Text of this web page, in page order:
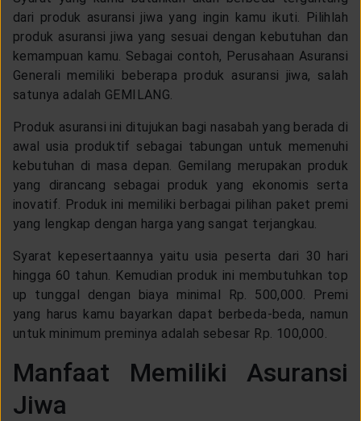
dari produk asuransi jiwa yang ingin kamu ikuti. Pilihlah
produk asuransi jiwa yang sesuai dengan kebutuhan dan
kemampuan kamu. Sebagai contoh, Perusahaan Asuransi
Generali memiliki beberapa produk asuransi jiwa, salah
satunya adalah GEMILANG.
Produk asuransi ini ditujukan bagi nasabah yang berada di
awal usia produktif sebagai tabungan untuk memenuhi
kebutuhan di masa depan. Gemilang merupakan produk
yang dirancang sebagai produk yang ekonomis serta
inovatif. Produk ini memiliki berbagai pilihan paket premi
yang lengkap dengan harga yang sangat terjangkau.
Syarat kepesertaannya yaitu usia peserta dari 30 hari
hingga 60 tahun. Kemudian produk ini membutuhkan top
up tunggal dengan biaya minimal Rp. 500,000. Premi
yang harus kamu bayarkan dapat berbeda-beda, namun
untuk minimum preminya adalah sebesar Rp. 100,000.
Manfaat Memiliki Asuransi
Jiwa